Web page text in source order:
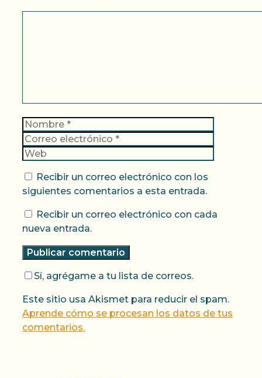
Nombre
Recibir un correo electrónico con los
siguientes comentarios a esta entrada.
Recibir un correo electrónico con cada
nueva entrada.
Sí, agrégame a tu lista de correos.
Este sitio usa Akismet para reducir el spam.
Aprende cómo se procesan los datos de tus
comentarios.